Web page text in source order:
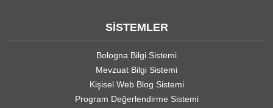
SİSTEMLER
Bologna Bilgi Sistemi
Mevzuat Bilgi Sistemi
Kişisel Web Blog Sistemi
Program Değerlendirme Sistemi